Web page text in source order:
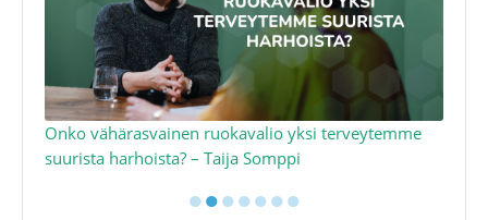
Onko vähärasvainen ruokavalio yksi terveytemme
suurista harhoista? – Taija Somppi
●●●●●●●